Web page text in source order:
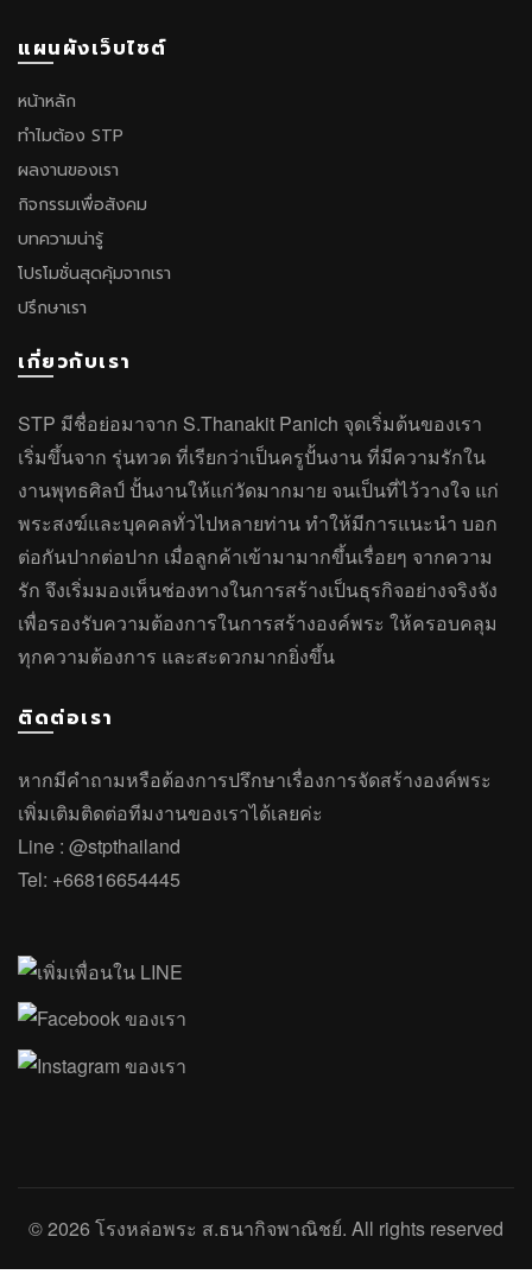
แผนผังเว็บไซต์
หน้าหลัก
ทำไมต้อง STP
ผลงานของเรา
กิจกรรมเพื่อสังคม
บทความน่ารู้
โปรโมชั่นสุดคุ้มจากเรา
ปรึกษาเรา
เกี่ยวกับเรา
STP มีชื่อย่อมาจาก S.Thanakit Panich จุดเริ่มต้นของเรา
เริ่มขึ้นจาก รุ่นทวด ที่เรียกว่าเป็นครูปั้นงาน ที่มีความรักใน
งานพุทธศิลป์ ปั้นงานให้แก่วัดมากมาย จนเป็นที่ไว้วางใจ แก่
พระสงฆ์และบุคคลทั่วไปหลายท่าน ทำให้มีการแนะนำ บอก
ต่อกันปากต่อปาก เมื่อลูกค้าเข้ามามากขึ้นเรื่อยๆ จากความ
รัก จึงเริ่มมองเห็นช่องทางในการสร้างเป็นธุรกิจอย่างจริงจัง
เพื่อรองรับความต้องการในการสร้างองค์พระ ให้ครอบคลุม
ทุกความต้องการ และสะดวกมากยิ่งขึ้น
ติดต่อเรา
หากมีคำถามหรือต้องการปรึกษาเรื่องการจัดสร้างองค์พระ
เพิ่มเติมติดต่อทีมงานของเราได้เลยค่ะ
Line : @stpthailand
Tel: +66816654445
© 2026 โรงหล่อพระ ส.ธนากิจพาณิชย์. All rights reserved